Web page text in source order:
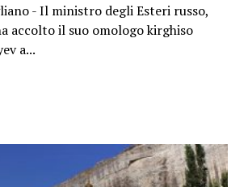
- Il ministro degli Esteri russo,
accolto il suo omologo kirghiso
a...